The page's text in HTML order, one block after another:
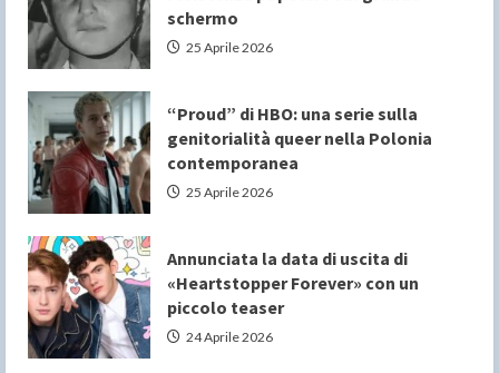
schermo
25 Aprile 2026
“Proud” di HBO: una serie sulla
genitorialità queer nella Polonia
contemporanea
25 Aprile 2026
Annunciata la data di uscita di
«Heartstopper Forever» con un
piccolo teaser
24 Aprile 2026